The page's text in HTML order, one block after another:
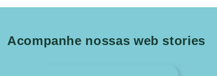
Acompanhe nossas web stories